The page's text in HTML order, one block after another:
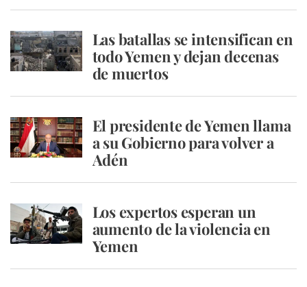
Las batallas se intensifican en
todo Yemen y dejan decenas
de muertos
El presidente de Yemen llama
a su Gobierno para volver a
Adén
Los expertos esperan un
aumento de la violencia en
Yemen